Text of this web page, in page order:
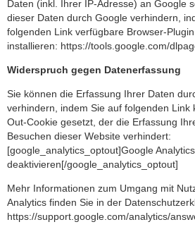
Daten (inkl. Ihrer IP-Adresse) an Google
dieser Daten durch Google verhindern,
folgenden Link verfügbare Browser-
installieren: https://tools.google.com/
Widerspruch gegen Datenerfassung
Sie können die Erfassung Ihrer Daten
verhindern, indem Sie auf folgenden Link
Out-Cookie gesetzt, der die Erfassung
Besuchen dieser Website verhindert:
[google_analytics_optout]Google Analytics
deaktivieren[/google_analytics_optout]
Mehr Informationen zum Umgang mit
Analytics finden Sie in der
https://support.google.com/analytics/